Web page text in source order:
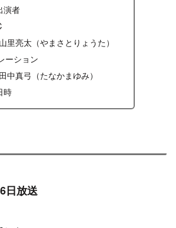
演者
山里亮太（やまさとりょうた）
ーション
田中真弓（たなかまゆみ）
時
日放送